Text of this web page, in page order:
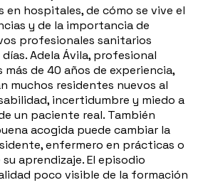
hospitales, de cómo se vive el
y de la importancia de
profesionales sanitarios
Adela Ávila, profesional
de 40 años de experiencia,
muchos residentes nuevos al
incertidumbre y miedo a
un paciente real. También
acogida puede cambiar la
enfermero en prácticas o
aprendizaje. El episodio
poco visible de la formación